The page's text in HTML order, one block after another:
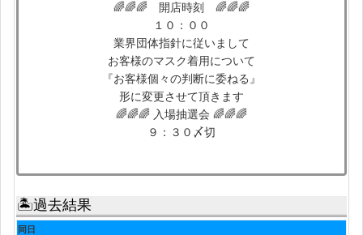
🌈🌈🌈 開店時刻 🌈🌈🌈
１０：００
業界団体指針に従いまして
お客様のマスク着用について
『お客様個々の判断に委ねる』
形に変更させて頂きます
🌈🌈🌈 入場抽選会 🌈🌈🌈
９：３０〆切
🏝過去結果
同日